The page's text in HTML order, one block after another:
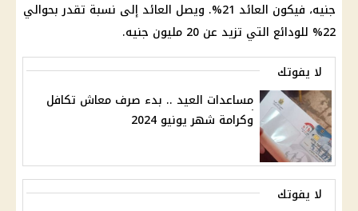
جنيه، فيكون العائد
21%. ويصل العائد إلى نسبة تقدر بحوالي
22% للودائع التي تزيد عن
20 مليون
جنيه.
لا يفوتك
مساعدات العيد .. بدء صرف معاش تكافل
وكرامة شهر يونيو 2024
لا يفوتك